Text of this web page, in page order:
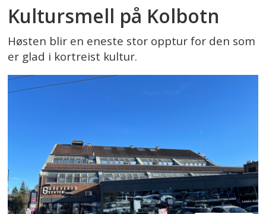
Kultursmell på Kolbotn
Høsten blir en eneste stor opptur for den som
er glad i kortreist kultur.